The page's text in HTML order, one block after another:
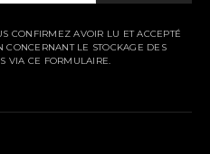
CONFIRMEZ AVOIR LU ET ACCEPTÉ
CONCERNANT LE STOCKAGE DES
VIA CE FORMULAIRE.